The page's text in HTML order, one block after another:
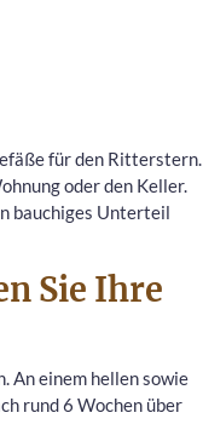
für den Ritterstern.
oder den Keller.
bauchiges Unterteil
Sie Ihre
An einem hellen sowie
rund 6 Wochen über